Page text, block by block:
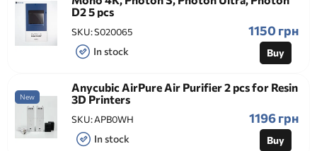
D2 5 pcs
SKU:S020065
In stock
1150 грн
Buy
New
Anycubic AirPure Air Purifier 2 pcs for Resin
3D Printers
SKU:APB0WH
In stock
1196 грн
Buy